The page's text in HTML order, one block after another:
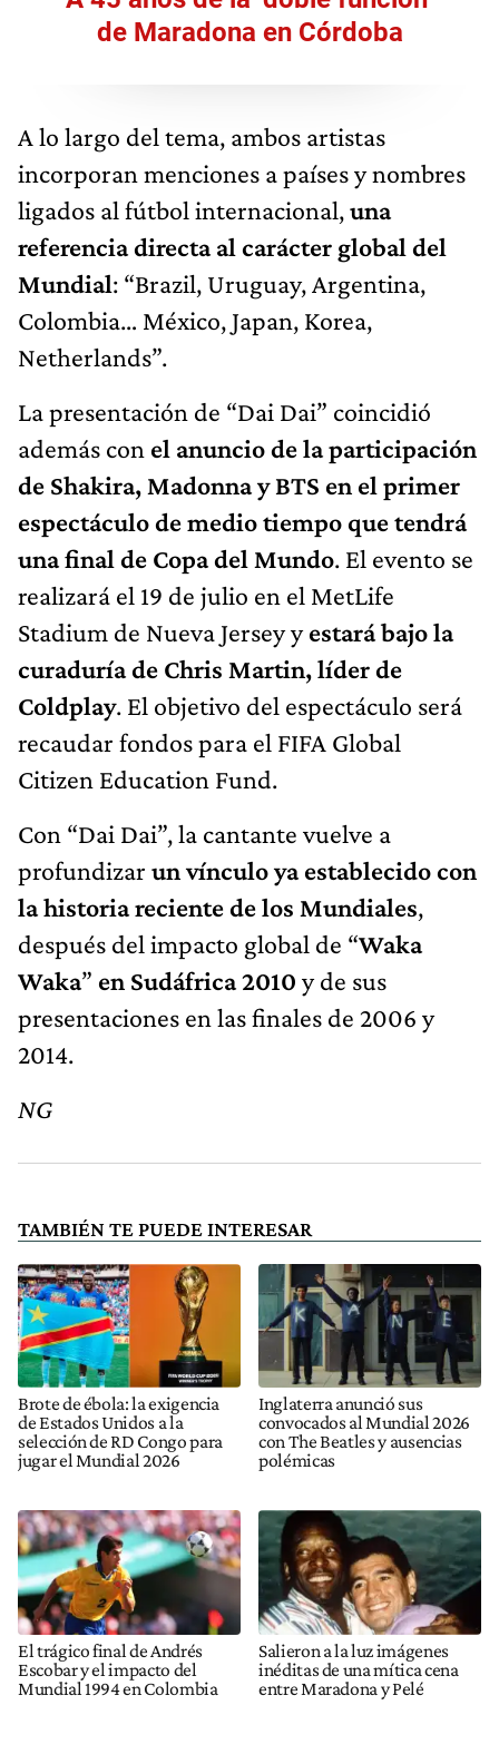
de Maradona en Córdoba
A lo largo del tema, ambos artistas
incorporan menciones a países y nombres
ligados al fútbol internacional,una
referencia directa al carácter global del
Mundial: “Brazil, Uruguay, Argentina,
Colombia… México, Japan, Korea,
Netherlands”.
La presentación de “Dai Dai” coincidió
además con el anuncio dela participación
de Shakira, Madonna y BTS en el primer
espectáculo de medio tiempo que tendrá
una final de Copa del Mundo. El evento se
realizará el 19 de julio en el MetLife
Stadium de Nueva Jersey yestará bajo la
curaduría de Chris Martin, líder de
Coldplay. El objetivo del espectáculo será
recaudar fondos para el FIFA Global
Citizen Education Fund.
Con “Dai Dai”, la cantante vuelve a
profundizar un vínculo ya establecido con
la historia reciente de los Mundiales,
después del impacto global de “Waka
Waka” en Sudáfrica 2010 y de sus
presentaciones en las finales de 2006 y
2014.
NG
TAMBIÉN TE PUEDE INTERESAR
Brote de ébola: la exigencia
de Estados Unidos a la
selección de RD Congo para
jugar el Mundial 2026
Inglaterra anunció sus
convocados al Mundial 2026
con The Beatles y ausencias
polémicas
El trágico final de Andrés
Escobar y el impacto del
Mundial 1994 en Colombia
Salieron a la luz imágenes
inéditas de una mítica cena
entre Maradona y Pelé